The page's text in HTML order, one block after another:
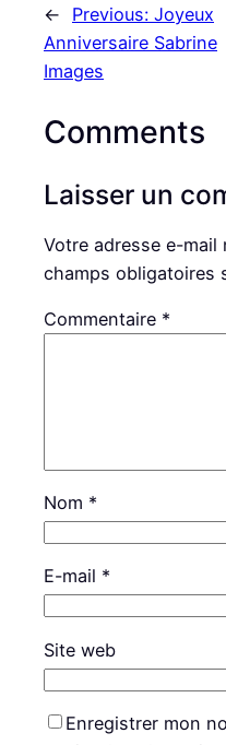
← Previous: Joyeux
Anniversaire Sabrine
Images
Comments
Laisser un
Votre adresse e-mail
champs obligatoires
Commentaire *
Nom *
E-mail *
Site web
Enregistrer mon